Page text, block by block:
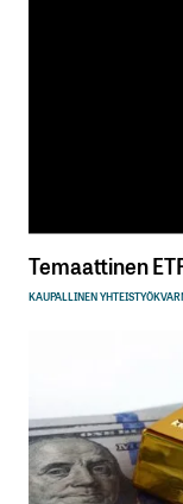
Temaattinen
KAUPALLINEN YHTEISTYÖ